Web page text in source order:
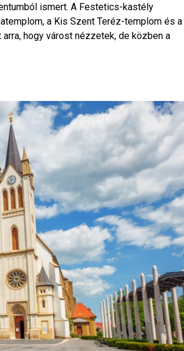
ismert. A Festetics-kastély
a Kis Szent Teréz-templom és a
hogy várost nézzetek, de közben a